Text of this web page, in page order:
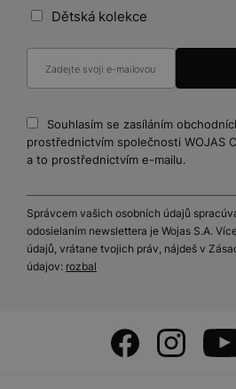
Dětská kolekce
Souhlasím se zasíláním
prostřednictvím společnosti WOJAS
a to prostřednictvím e-mailu.
Správcem vašich osobních údajů
odosielaním newslettera je Wojas S.A.
údajů, vrátane tvojich práv, nájdeš v
údajov: rozbal